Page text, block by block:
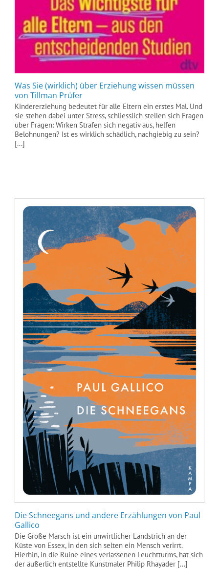
Was Sie (wirklich) über Erziehung wissen müssen
von Tillman Prüfer
Kindererziehung bedeutet für alle Eltern ein erstes Mal. Und
sie stehen dabei unter Stress, schliesslich stellen sich Fragen
über Fragen: Wirken Strafen sich negativ aus, helfen
Belohnungen? Ist es wirklich schädlich, nachgiebig zu sein?
[...]
Die Schneegans und andere Erzählungen von Paul
Gallico
Die Große Marsch ist ein unwirtlicher Landstrich an der
Küste von Essex, in den sich selten ein Mensch verirrt.
Hierhin, in die Ruine eines verlassenen Leuchtturms, hat sich
der äußerlich entstellte Kunstmaler Philip Rhayader [...]